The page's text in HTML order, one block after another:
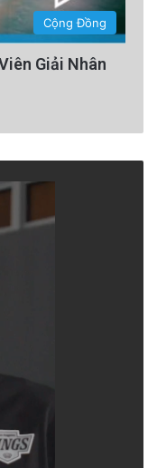
Cộng Đồng
Giải Nhân